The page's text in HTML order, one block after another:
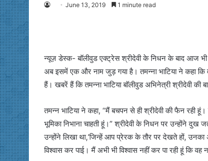
June 13, 2019 1 minute read
न्यूज़ डेस्क- बॉलीवुड एक्ट्रेस श्रीदेवी के निधन के बाद आज
अब इसमें एक और नाम जुड़ गया है। तमन्ना भाटिया ने कहा कि वह
हैं। खबरें हैं कि तमन्ना भाटिया बॉलीवुड अभिनेत्री श्रीदेवी की
तमन्न भाटिया ने कहा, ‘‘मैं बचपन से ही श्रीदेवी की फैन रही
भूमिका निभाना चाहती हूं।” श्रीदेवी के निधन पर उन्होंने दुख
उन्होंने लिखा था,‘जिन्हें आप प्रेरक के तौर पर देखते हों,
विश्वास कर पाई। मैं अभी भी विश्वास नहीं कर पा रही हूं कि